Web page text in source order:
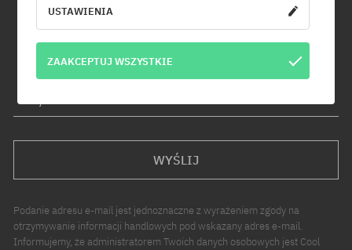
WYŚLIJ
Podanie adresu e-mail jest jednoznaczne z wyrażeniem zgody na
otrzymywanie informacji handlowych pod wskazany adres e-mail.
Informujemy, że administratorem Twoich danych osobowych jest Cool
USTAWIENIA
ZAAKCEPTUJ WSZYSTKIE